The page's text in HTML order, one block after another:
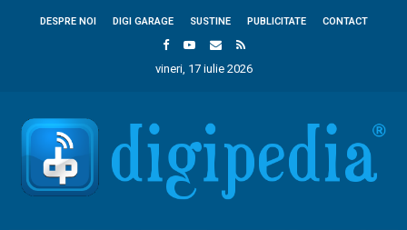
DESPRE NOI DIGI GARAGE SUSTINE PUBLICITATE CONTACT
vineri, 17 iulie 2026